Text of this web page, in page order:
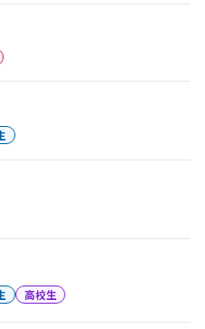
高校生